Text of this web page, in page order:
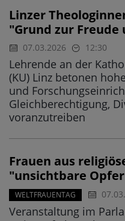
Linzer
"Grund zur
07.03.2026 12:30
Lehrende an der
(KU) Linz betonen
und
Gleichberechtigung,
voranzutreiben
Frauen aus
"unsichtbare
WELTFRAUENTAG
Veranstaltung im